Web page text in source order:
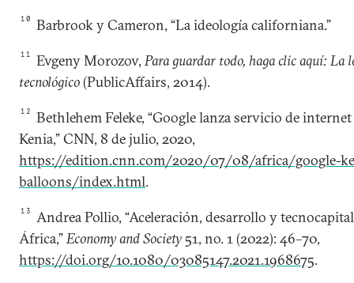
10 Barbrook y Cameron, “La ideología californiana.”
11 Evgeny Morozov,Para guardar todo, haga clic aquí: La
tecnológico(PublicAffairs, 2014).
12
Bethlehem Feleke, “Google lanza servicio de
Kenia,” CNN, 8 de julio, 2020,
https://edition.cnn.com/2020/07/08/africa/google-
balloons/index.html.
13
Andrea Pollio, “Aceleración, desarrollo y
África,”Economy and Society 51, no. 1 (2022): 46–70,
https://doi.org/10.1080/03085147.2021.1968675.